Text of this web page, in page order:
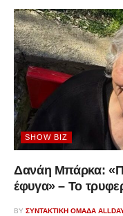
SHOW BIZ
Δανάη Μπάρκα:
έφυγα» – Το
BY ΣΥΝΤΑΚΤΙΚΉ ΟΜΆΔΑ